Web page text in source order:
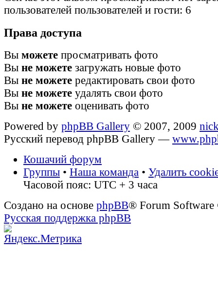
пользователей пользователей и гости: 6
Права доступа
Вы можете просматривать фото
Вы не можете загружать новые фото
Вы не можете редактировать свои фото
Вы не можете удалять свои фото
Вы не можете оценивать фото
Powered by phpBB Gallery © 2007, 2009
Русский перевод phpBB Gallery —
Кошачий форум
Группы • Наша команда • Удалить
Часовой пояс: UTC + 3 часа
Создано на основе phpBB® Forum
Русская поддержка phpBB